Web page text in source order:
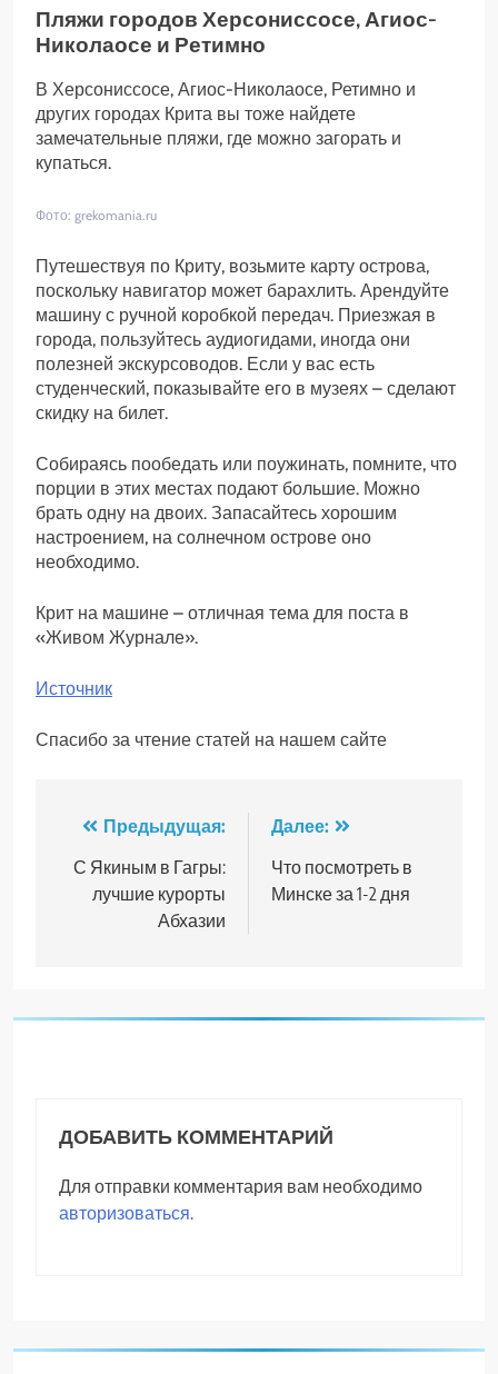
Пляжи городов Херсониссосе, Агиос-
Николаосе и Ретимно
В Херсониссосе, Агиос-Николаосе, Ретимно и
других городах Крита вы тоже найдете
замечательные пляжи, где можно загорать и
купаться.
Фото: grekomania.ru
Путешествуя по Криту, возьмите карту острова,
поскольку навигатор может барахлить. Арендуйте
машину с ручной коробкой передач. Приезжая в
города, пользуйтесь аудиогидами, иногда они
полезней экскурсоводов. Если у вас есть
студенческий, показывайте его в музеях – сделают
скидку на билет.
Собираясь пообедать или поужинать, помните, что
порции в этих местах подают большие. Можно
брать одну на двоих. Запасайтесь хорошим
настроением, на солнечном острове оно
необходимо.
Крит на машине – отличная тема для поста в
«Живом Журнале».
Источник
Спасибо за чтение статей на нашем сайте
Навигация
по
записям
Предыдущая:
С Якиным в Гагры:
лучшие курорты
Абхазии
Далее:
Что посмотреть в
Минске за 1-2 дня
ДОБАВИТЬ КОММЕНТАРИЙ
Для отправки комментария вам необходимо
авторизоваться.